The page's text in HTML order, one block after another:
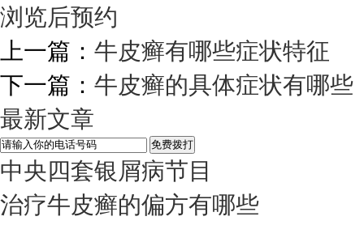
浏览后预约
上一篇： 牛皮癣有哪些症状特征
下一篇： 牛皮癣的具体症状有哪些
最新文章
中央四套银屑病节目
治疗牛皮癣的偏方有哪些